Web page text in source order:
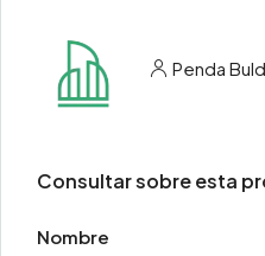
Penda
Consultar sobre esta
Nombre